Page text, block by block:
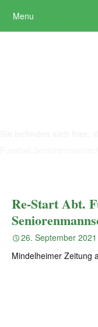
Menu
Re-Start Abt.
26. September 2021
Mindelheimer Zeitung
Akzeptieren